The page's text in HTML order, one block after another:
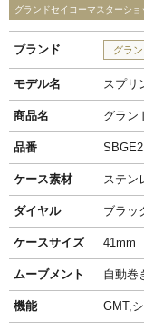
グランドセイコーマスターショ
ブランド グラ
モデル名 スプリ
商品名 グラン
品番
ケース素材 ステン
ダイヤル ブラッ
ケースサイズ 41mm
ムーブメント 自動巻
機能 GMT,